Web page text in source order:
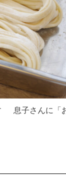
息子さんに「